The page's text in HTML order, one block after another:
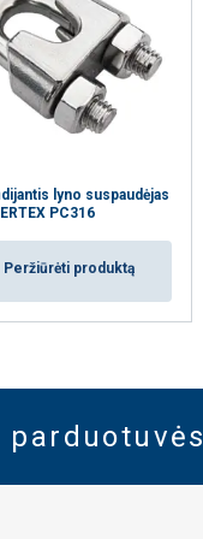
lyno suspaudėjas
PC316
Peržiūrėti produktą
parduotuvės